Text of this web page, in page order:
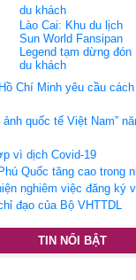
Lào Cai: Khu du lịch
Sun World Fansipan
Legend tạm dừng đón
du khách
Chí Minh yêu cầu
ảnh quốc tế Việt Nam”
vì dịch Covid-19
Quốc tăng cao trong
nghiêm việc đăng ký
đạo của Bộ VHTTDL
TIN NỔI BẬT